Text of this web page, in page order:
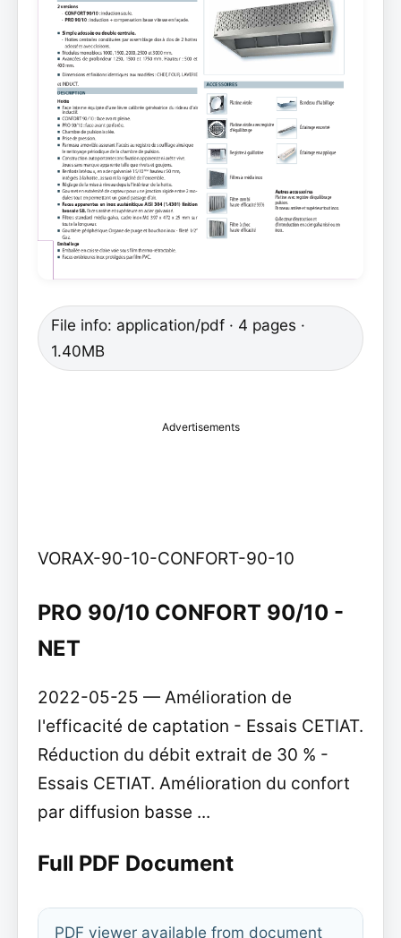
File info: application/pdf · 4 pages ·
1.40MB
Advertisements
VORAX-90-10-CONFORT-90-10
PRO 90/10 CONFORT 90/10 -
NET
2022-05-25 — Amélioration de
l'efficacité de captation - Essais CETIAT.
Réduction du débit extrait de 30 % -
Essais CETIAT. Amélioration du confort
par diffusion basse ...
Full PDF Document
PDF viewer available from document